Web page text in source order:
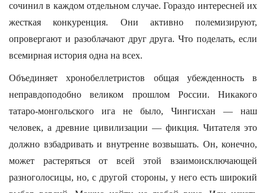
сочинил в каждом отдельном случае. Гораздо интересней их
жесткая конкуренция. Они активно полемизируют,
опровергают и разоблачают друг друга. Что поделать, если
всемирная история одна на всех.
Объединяет хронобеллетристов общая убежденность в
неправдоподобно великом прошлом России. Никакого
татаро-монгольского ига не было, Чингисхан — наш
человек, а древние цивилизации — фикция. Читателя это
должно взбадривать и внутренне возвышать. Он, конечно,
может растеряться от всей этой взаимоисключающей
разноголосицы, но, с другой стороны, у него есть широкий